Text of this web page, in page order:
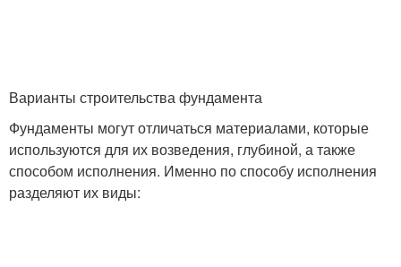
Варианты строительства фундамента
Фундаменты могут отличаться материалами, которые
используются для их возведения, глубиной, а также
способом исполнения. Именно по способу исполнения
разделяют их виды: